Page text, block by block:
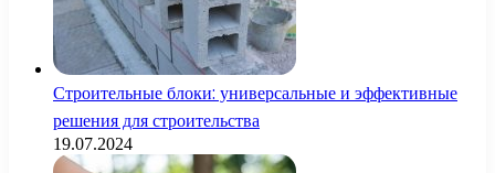
Строительные блоки: универсальные и эффективные
решения для строительства
19.07.2024